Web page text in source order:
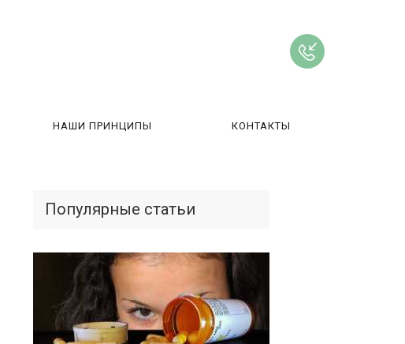
НАШИ ПРИНЦИПЫ КОНТАКТЫ
Популярные статьи